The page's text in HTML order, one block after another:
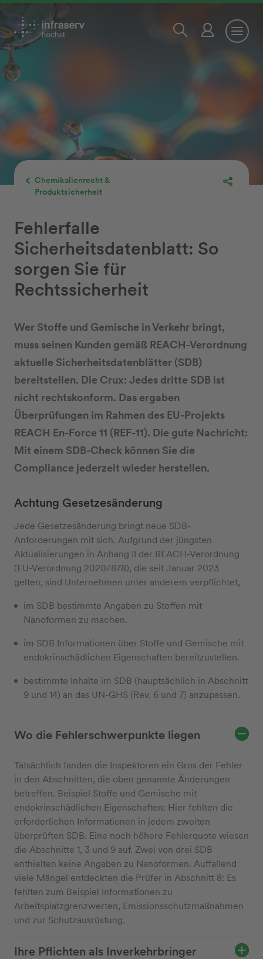
Chemikalienrecht &
Produktsicherheit
Fehlerfalle
Sicherheitsdatenblatt: So
sorgen Sie für
Rechtssicherheit
Wer Stoffe und Gemische in Verkehr bringt,
muss seinen Kunden gemäß REACH-Verordnung
aktuelle Sicherheitsdatenblätter (SDB)
bereitstellen. Die Crux: Jedes dritte SDB ist
nicht rechtskonform. Das ergaben
Überprüfungen im Rahmen des EU-Projekts
REACH En-Force 11 (REF-11). Die gute Nachricht:
Mit einem SDB-Check können Sie die
Compliance jederzeit wieder herstellen.
Achtung Gesetzesänderung
Jede Gesetzesänderung bringt neue SDB-
Anforderungen mit sich. Aufgrund der jüngsten
Aktualisierungen in Anhang II der REACH-Verordnung
(EU-Verordnung 2020/878), die seit Januar 2023
gelten, sind Unternehmen unter anderem verpflichtet,
im SDB bestimmte Angaben zu Stoffen mit
Nanoformen zu machen.
im SDB Informationen über Stoffe und Gemische mit
endokrinschädlichen Eigenschaften bereitzustellen.
bestimmte Inhalte im SDB (hauptsächlich in Abschnitt
9 und 14) an das UN-GHS (Rev. 6 und 7) anzupassen.
Wo die Fehlerschwerpunkte liegen
Tatsächlich fanden die Inspektoren ein Gros der Fehler
in den Abschnitten, die oben genannte Änderungen
betreffen. Beispiel Stoffe und Gemische mit
endokrinschädlichen Eigenschaften: Hier fehlten die
erforderlichen Informationen in jedem zweiten
überprüften SDB. Eine noch höhere Fehlerquote wiesen
die Abschnitte 1, 3 und 9 auf. Zwei von drei SDB
enthielten keine Angaben zu Nanoformen. Auffallend
viele Mängel entdeckten die Prüfer in Abschnitt 8: Es
fehlten zum Beispiel Informationen zu
Arbeitsplatzgrenzwerten, Emissionsschutzmaßnahmen
und zur Schutzausrüstung.
Ihre Pflichten als Inverkehrbringer